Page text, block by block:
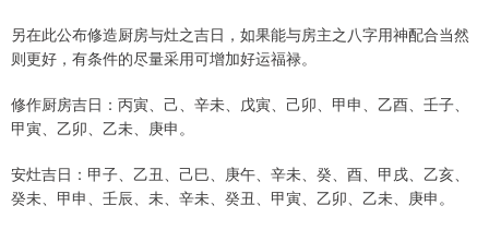
另在此公布修造厨房与灶之吉日，如果能与房主之八字用神配合当然
则更好，有条件的尽量采用可增加好运福禄。
修作厨房吉日：丙寅、己、辛未、戊寅、己卯、甲申、乙酉、壬子、
甲寅、乙卯、乙未、庚申。
安灶吉日：甲子、乙丑、己巳、庚午、辛未、癸、酉、甲戌、乙亥、
癸未、甲申、壬辰、未、辛未、癸丑、甲寅、乙卯、乙未、庚申。